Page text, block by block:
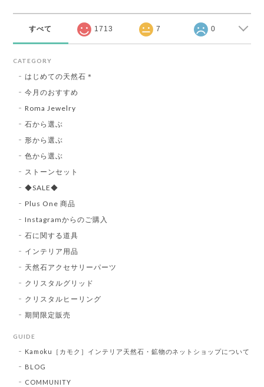
すべて 1713 7 0
CATEGORY
はじめての天然石＊
今月のおすすめ
Roma Jewelry
石から選ぶ
形から選ぶ
色から選ぶ
ストーンセット
◆SALE◆
Plus One 商品
Instagramからのご購入
石に関する道具
インテリア用品
天然石アクセサリーパーツ
クリスタルグリッド
クリスタルヒーリング
期間限定販売
GUIDE
Kamoku［カモク］インテリア天然石・鉱物のネットショップについて
BLOG
COMMUNITY